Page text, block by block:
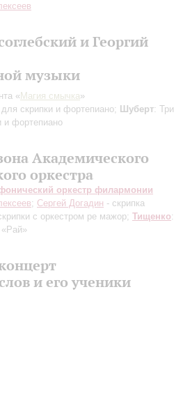
и Георгий
музыки
« Магия смычка»
скрипки и фортепиано; Шуберт: Три
и фортепиано
Академического
оркестра
оркестр филармонии
; Сергей Догадин - скрипка
с оркестром ре мажор; Тищенко:
и его ученики